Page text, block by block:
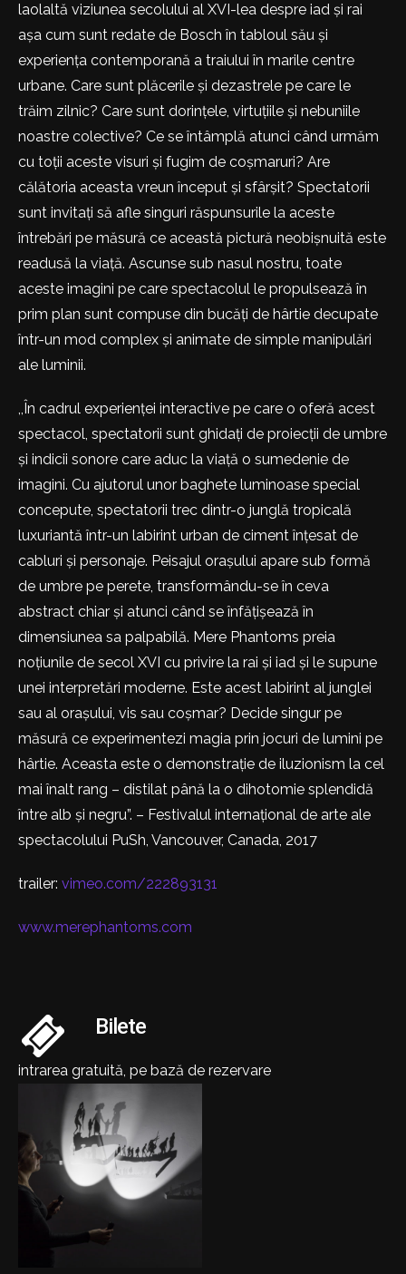
laolaltă viziunea secolului al XVI-lea despre iad și rai
așa cum sunt redate de Bosch în tabloul său și
experiența contemporană a traiului în marile centre
urbane. Care sunt plăcerile și dezastrele pe care le
trăim zilnic? Care sunt dorințele, virtuțiile și nebuniile
noastre colective? Ce se întâmplă atunci când urmăm
cu toții aceste visuri și fugim de coșmaruri? Are
călătoria aceasta vreun început și sfârșit? Spectatorii
sunt invitați să afle singuri răspunsurile la aceste
întrebări pe măsură ce această pictură neobișnuită este
readusă la viață. Ascunse sub nasul nostru, toate
aceste imagini pe care spectacolul le propulsează în
prim plan sunt compuse din bucăți de hârtie decupate
într-un mod complex și animate de simple manipulări
ale luminii.
,,În cadrul experienței interactive pe care o oferă acest
spectacol, spectatorii sunt ghidați de proiecții de umbre
și indicii sonore care aduc la viață o sumedenie de
imagini. Cu ajutorul unor baghete luminoase special
concepute, spectatorii trec dintr-o junglă tropicală
luxuriantă într-un labirint urban de ciment înțesat de
cabluri și personaje. Peisajul orașului apare sub formă
de umbre pe perete, transformându-se în ceva
abstract chiar și atunci când se înfățișează în
dimensiunea sa palpabilă. Mere Phantoms preia
noțiunile de secol XVI cu privire la rai și iad și le supune
unei interpretări moderne. Este acest labirint al junglei
sau al orașului, vis sau coșmar? Decide singur pe
măsură ce experimentezi magia prin jocuri de lumini pe
hârtie. Aceasta este o demonstrație de iluzionism la cel
mai înalt rang – distilat până la o dihotomie splendidă
între alb și negru”. – Festivalul internațional de arte ale
spectacolului PuSh, Vancouver, Canada, 2017
trailer: vimeo.com/222893131
www.merephantoms.com
Bilete
intrarea gratuită, pe bază de rezervare